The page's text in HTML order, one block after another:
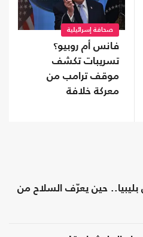
صحافة إسرائيلية
فانس أم روبيو؟
تسريبات تكشف
موقف ترامب من
معركة خلافة
حين يعرّف السلاح من